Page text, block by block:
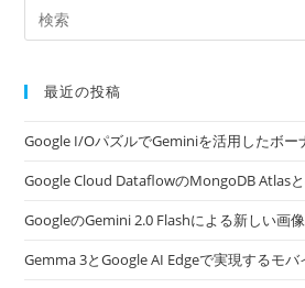
最近の投稿
Google I/OパズルでGeminiを活用したボー
Google Cloud DataflowのMongoDB Atlas
GoogleのGemini 2.0 Flashによる新しい画
Gemma 3とGoogle AI Edgeで実現するモ